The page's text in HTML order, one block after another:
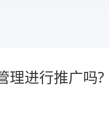
理进行推广吗?